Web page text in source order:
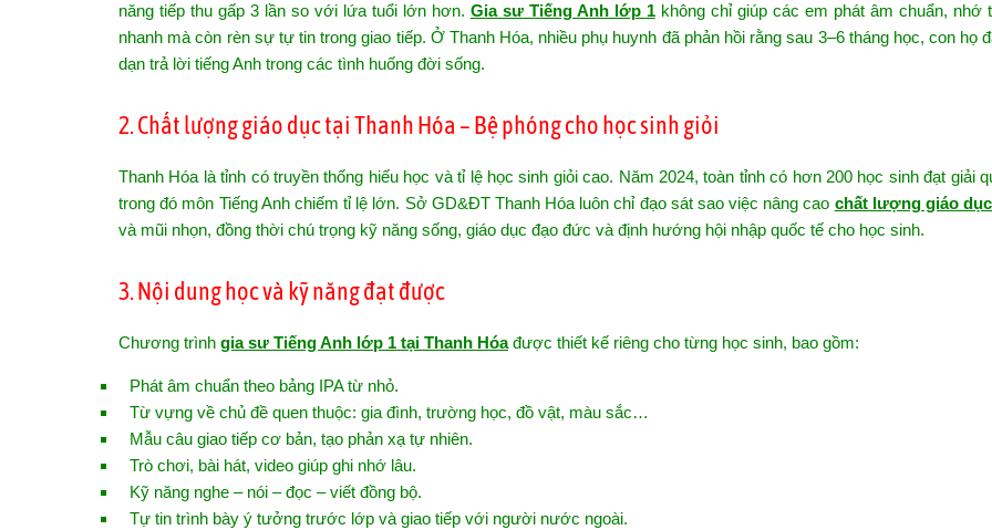
năng tiếp thu gấp 3 lần so với lứa tuổi lớn hơn. Gia sư Tiếng Anh lớp 1không chỉ giúp các em phát âm chuẩn, nhớ
nhanh mà còn rèn sự tự tin trong giao tiếp. Ở Thanh Hóa, nhiều phụ huynh đã phản hồi rằng sau 3–6 tháng học, con họ
dạn trả lời tiếng Anh trong các tình huống đời sống.
2. Chất lượng giáo dục tại Thanh Hóa – Bệ phóng cho học sinh giỏi
Thanh Hóa là tỉnh có truyền thống hiếu học và tỉ lệ học sinh giỏi cao. Năm 2024, toàn tỉnh có hơn 200 học sinh đạt giải
trong đó môn Tiếng Anh chiếm tỉ lệ lớn. Sở GD&ĐT Thanh Hóa luôn chỉ đạo sát sao việc nâng cao chất lượng giáo
và mũi nhọn, đồng thời chú trọng kỹ năng sống, giáo dục đạo đức và định hướng hội nhập quốc tế cho học sinh.
3. Nội dung học và kỹ năng đạt được
Chương trình gia sư Tiếng Anh lớp 1 tại Thanh Hóađược thiết kế riêng cho từng học sinh, bao gồm:
Phát âm chuẩn theo bảng IPA từ nhỏ.
Từ vựng về chủ đề quen thuộc: gia đình, trường học, đồ vật, màu sắc…
Mẫu câu giao tiếp cơ bản, tạo phản xạ tự nhiên.
Trò chơi, bài hát, video giúp ghi nhớ lâu.
Kỹ năng nghe – nói – đọc – viết đồng bộ.
Tự tin trình bày ý tưởng trước lớp và giao tiếp với người nước ngoài.